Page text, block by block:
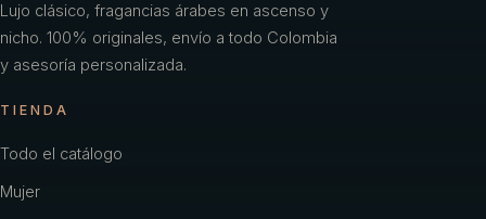
Lujo clásico, fragancias árabes en ascenso y
nicho. 100% originales, envío a todo Colombia
y asesoría personalizada.
TIENDA
Todo el catálogo
Mujer